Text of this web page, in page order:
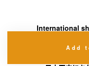
International
Add